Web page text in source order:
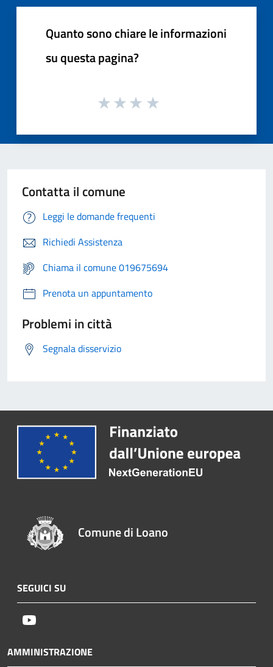
Quanto sono chiare le informazioni
su questa pagina?
Contatta il comune
Leggi le domande frequenti
Richiedi Assistenza
Chiama il comune 019675694
Prenota un appuntamento
Problemi in città
Segnala disservizio
Comune di Loano
SEGUICI SU
AMMINISTRAZIONE